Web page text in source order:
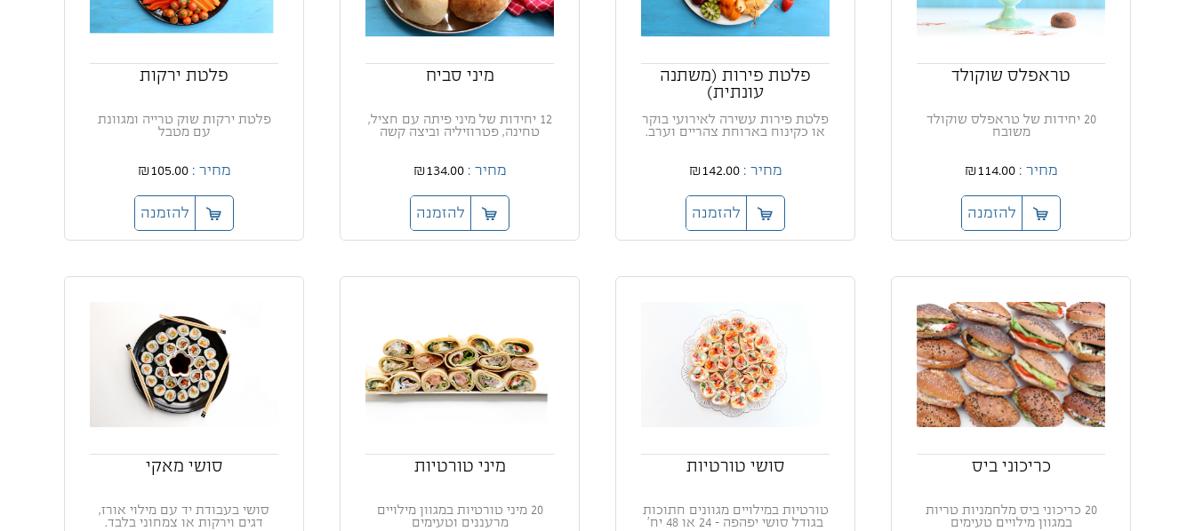
טראפלס שוקולד
20 יחידות של טראפלס שוקולד
משובח
מחיר :₪114.00
להזמנה
פלטת פירות (משתנה
עונתית)
פלטת פירות עשירה לאירועי בוקר
או כקינוח בארוחת צהריים וערב.
מחיר :₪142.00
להזמנה
מיני סביח
12 יחידות של מיני פיתה עם חציל,
טחינה, פטרוזיליה וביצה קשה
מחיר :₪134.00
להזמנה
פלטת ירקות
פלטת ירקות שוק טרייה ומגוונת
עם מטבל
מחיר :₪105.00
להזמנה
כריכוני ביס
20 כריכוני ביס מלחמניות טריות
במגוון מילויים טעימים
סושי טורטיות
טורטיות במילויים מגוונים חתוכות
בגודל סושי יפהפה - 24 או 48 יח'
מיני טורטיות
20 מיני טורטיות במגוון מילויים
מרעננים וטעימים
סושי מאקי
סושי בעבודת יד עם מילוי אורז,
דגים וירקות או צמחוני בלבד.